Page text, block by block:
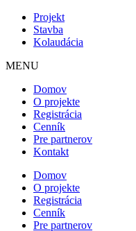
Projekt
Stavba
Kolaudácia
MENU
Domov
O projekte
Registrácia
Cenník
Pre partnerov
Kontakt
Domov
O projekte
Registrácia
Cenník
Pre partnerov